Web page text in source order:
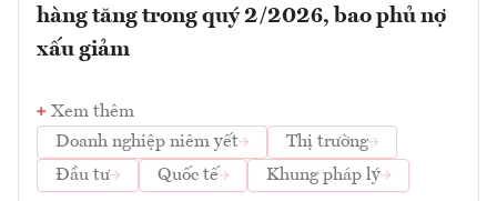
hàng tăng trong quý 2/2026, bao phủ nợ
xấu giảm
Xem thêm
Doanh nghiệp niêm yết
Thị trường
Đầu tư
Quốc tế Khung pháp lý